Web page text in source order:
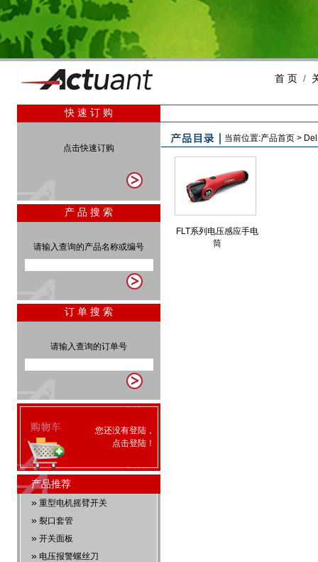
首 页 /
快 速 订 购
点击快速订购
产 品 搜 索
请输入查询的产品名称或编号
订 单 搜 索
请输入查询的订单号
您还没有登陆，
点击登陆 ！
产品推荐
» 重型电机摇臂开关
» 裂口套管
» 开关面板
» 电压报警螺丝刀
当前位置:产品首页 >
FLT系列电压感应手电
筒